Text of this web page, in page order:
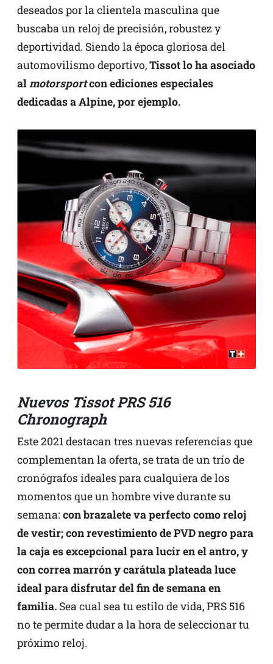
deseados por la clientela masculina que
buscaba un reloj de precisión, robustez y
deportividad. Siendo la época gloriosa del
automovilismo deportivo,Tissot lo ha asociado
almotorsportcon ediciones especiales
dedicadas a Alpine, por ejemplo.
Nuevos Tissot PRS 516
Chronograph
Este 2021 destacan tres nuevas referencias que
complementan la oferta, se trata de un trío de
cronógrafos ideales para cualquiera de los
momentos que un hombre vive durante su
semana: con brazalete va perfecto como reloj
de vestir; con revestimiento de PVD negro para
la caja es excepcional para lucir en el antro, y
con correa marrón y carátula plateada luce
ideal para disfrutar del fin de semana en
familia. Sea cual sea tu estilo de vida, PRS 516
no te permite dudar a la hora de seleccionar tu
próximo reloj.